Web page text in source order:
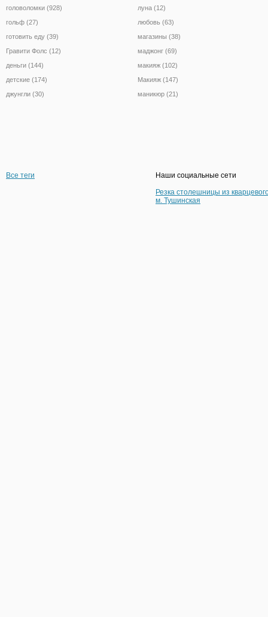
головоломки (928)
гольф (27)
готовить еду (39)
Гравити Фолс (12)
деньги (144)
детские (174)
джунгли (30)
луна (12)
любовь (63)
магазины (38)
маджонг (69)
макияж (102)
Макияж (147)
маникюр (21)
Все теги
Наши социальные сети
Резка столешницы из
м. Тушинская